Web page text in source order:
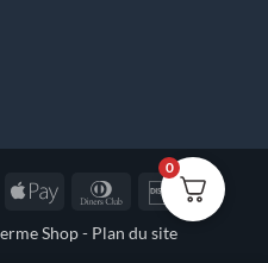
AmericanApple
Dinners
Discover
Shop- Plan du site
0